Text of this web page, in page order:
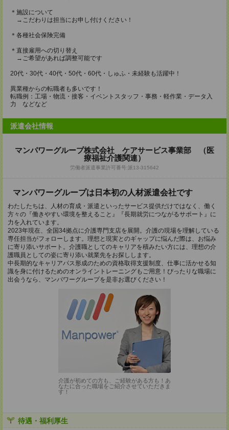
＊施設について
→こだわりは担当にお申し付けください！
＊各種社会保険完備
＊直接雇用への切り替え
→ご希望があれば調整可能です
20代・30代・40代・50代・60代・しゅふ・未経験も活躍中！
異業種からの転職者も多いです！
転職例：工場・物流・接客・イベントスタッフ・事務・軽作業・データ入
力 などなど
派遣会社情報
マンパワーグループ株式会社 ケアサービス事業部 （医
療福祉介護関連）
労働者派遣事業許可番号:派13-315642
マンパワーグループは日本初の人材派遣会社です
わたしたちは、人材の育成・派遣といったサービス提供だけではなく、働く
方々の『働きやすい環境を整えること』『長期就労につながるサポート』に
力を入れています。
2023年現在、全国34拠点に介護専門支店を展開。介護の現場を理解している
専任担当がフォローします。理想と現実とのギャップに悩んだ際は、お悩み
に寄り添いサポート。介護職としてのキャリアを積みたい方には、理想の介
護職員としての姿に寄り添い就業先をお探しします。
中長期的なキャリアパス形成のための資格取得支援制度、仕事に活かせる知
識を身に付けるためのオンライントレーニングもご用意！ぴったりな職場に
出会うなら、マンパワーグループを是非お選びください！
介護が初めての方も、ご経験がある方も！あ
なたに合った職場をご紹介させていただきま
す！
待遇・福利厚生